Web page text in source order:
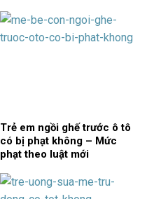
Trẻ em ngồi ghế trước ô tô
có bị phạt không – Mức
phạt theo luật mới